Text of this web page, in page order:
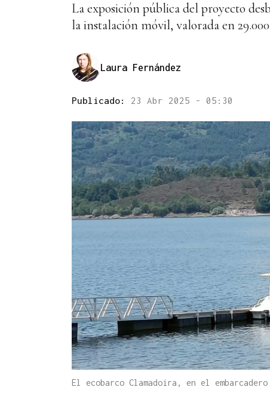
La exposición pública del proyecto
la instalación móvil, valorada en
Laura Fernández
Publicado: 23 Abr 2025 - 05:30
El ecobarco Clamadoira, en el